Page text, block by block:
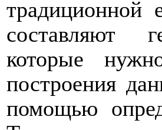
традиционной
составляют
которые
построения
помощью